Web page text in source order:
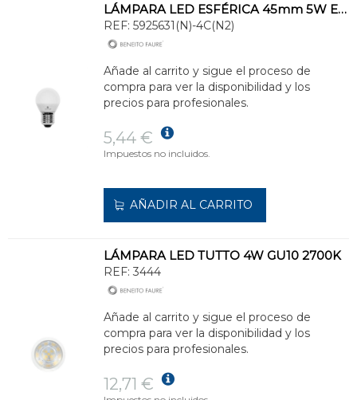
LÁMPARA LED ESFÉRICA 45mm 5W E27 3000K
REF: 5925631(N)-4C(N2)
Añade al carrito y sigue el proceso de
compra para ver la disponibilidad y los
precios para profesionales.
5,44 €
Impuestos no incluidos.
AÑADIR AL CARRITO
LÁMPARA LED TUTTO 4W GU10 2700K
REF: 3444
Añade al carrito y sigue el proceso de
compra para ver la disponibilidad y los
precios para profesionales.
12,71 €